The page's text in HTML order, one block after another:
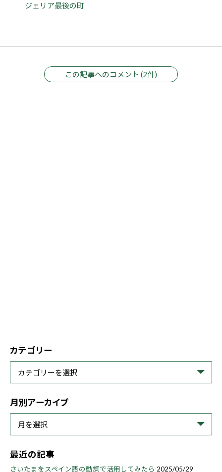
ジェリア最後の町
この記事へのコメント (2件)
カテゴリー
月別アーカイブ
最近の記事
さいたまをスペイン語の動詞で活用してみたら 2025/05/29